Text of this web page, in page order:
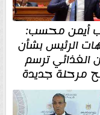
أيمن محسب:
الرئيس بشأن
الغذائي ترسم
مرحلة جديدة